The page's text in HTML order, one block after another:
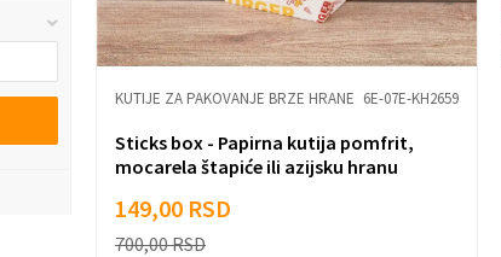
KUTIJE ZA PAKOVANJE BRZE HRANE 6E-07E-KH2659
Sticks box - Papirna kutija pomfrit,
mocarela štapiće ili azijsku hranu
149,00 RSD
700,00RSD